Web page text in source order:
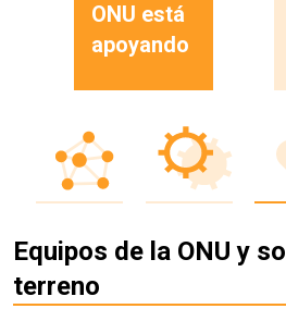
ONU está
apoyando
Equipos de la ONU y
terreno